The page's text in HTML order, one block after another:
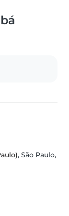
, São Paulo,